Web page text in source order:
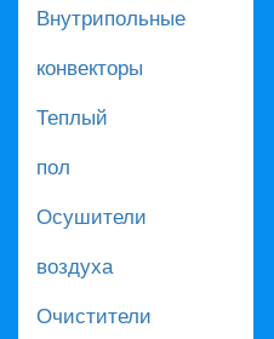
Внутрипольные
конвекторы
Теплый
пол
Осушители
воздуха
Очистители